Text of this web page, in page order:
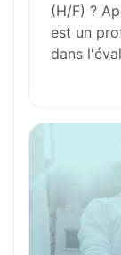
(H/F) ?
est un
dans